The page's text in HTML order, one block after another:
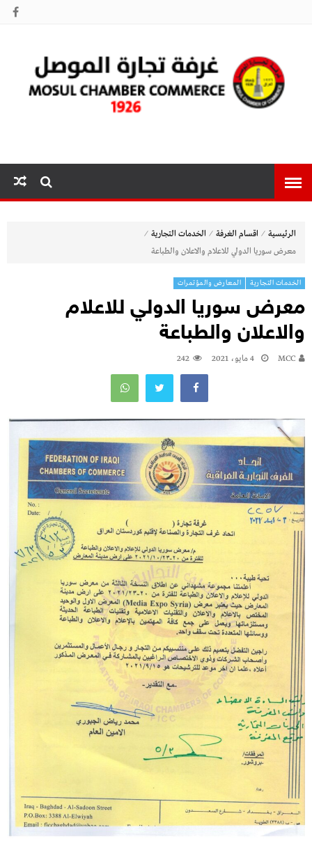
الموصل
الرئيسية ⁄ اقسام الغرفة ⁄ الخدمات التجارية ⁄
معرض سوريا الدولي للاعلام والاعلان والطباعة
الخدمات التجارية المعارض والمؤتمرات
معرض سوريا الدولي للاعلام
والاعلان والطباعة
MCC 4 مايو، 2021 242